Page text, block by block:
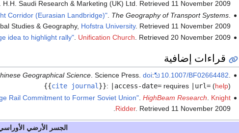
H.H. Saudi Research & Marketing (UK) Ltd . Retrieved 11 November2009
Corridor (Eurasian Landbridge)". The Geography of Transport Systems.
Studies & Geography, Hofstra University. Retrieved 11 November2009
idea to highlight rally". Unification Church . Retrieved 20 November2009
قراءات إضافية
Geographical Science. Science Press. doi: 10.1007/BF02664482.
{{cite journal}}: |access-date=requires |url=(help)
Rail Commitment to Former Soviet Union". HighBeam Research
Knight
Ridder. Retrieved 11 November2009
الجسر الأرضي